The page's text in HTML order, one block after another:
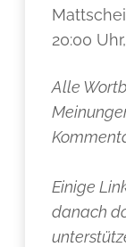
20:00
Alle
Einige
danach